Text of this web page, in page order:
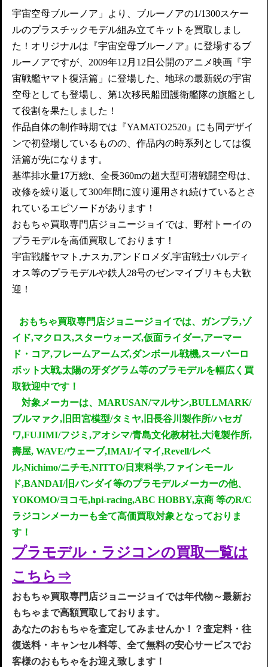
宇宙空母ブルーノア」より、ブルーノアの1/1300スケー
ルのプラスチックモデル組み立てキットを買取しまし
た！オリジナルは『宇宙空母ブルーノア』に登場するブ
ルーノアですが、2009年12月12日公開のアニメ映画『宇
宙戦艦ヤマト復活篇」に登場した、地球の最新鋭の宇宙
空母としても登場し、第1次移民船団護衛艦隊の旗艦とし
て役割を果たしました！
作品自体の制作時期では『YAMATO2520』にも同デザイ
ンで初登場しているものの、作品内の時系列としては復
活篇が先になります。
基準排水量17万総t、全長360mの超大型可潜戦闘空母は、
改修を繰り返して300年間に渡り運用され続けているとさ
れているエピソードがあります！
おもちゃ買取専門店ジョニージョイでは、野村トーイの
プラモデルを高価買取しております！
宇宙戦艦ヤマト,ナスカ,アンドロメダ,宇宙戦士バルディ
オス等のプラモデルや鉄人28号のゼンマイブリキも大歓
迎！
おもちゃ買取専門店ジョニージョイでは、ガンプラ,ゾ
イド,マクロス,スターウォーズ,仮面ライダー,アーマー
ド・コア,フレームアームズ,ダンボール戦機,スーパーロ
ボット大戦,太陽の牙ダグラム等のプラモデルを幅広く買
取歓迎中です！
対象メーカーは、MARUSAN/マルサン,BULLMARK/
ブルマァク,旧田宮模型/タミヤ,旧長谷川製作所/ハセガ
ワ,FUJIMI/フジミ,アオシマ/青島文化教材社,大滝製作所,
壽屋, WAVE/ウェーブ,IMAI/イマイ,Revell/レベ
ル,Nichimo/ニチモ,NITTO/日東科学,ファインモール
ド,BANDAI/旧バンダイ等のプラモデルメーカーの他、
YOKOMO/ヨコモ,hpi‐racing,ABC HOBBY,京商 等のR/C
ラジコンメーカーも全て高価買取対象となっておりま
す！
プラモデル・ラジコンの買取一覧は
こち ら ⇒
おもちゃ買取専門店ジョニージョイでは年代物～最新お
もちゃまで高額買取しております。
あなたのおもちゃを査定してみませんか！？査定料・往
復送料・キャンセル料等、全て無料の安心サービスでお
客様のおもちゃをお迎え致します！